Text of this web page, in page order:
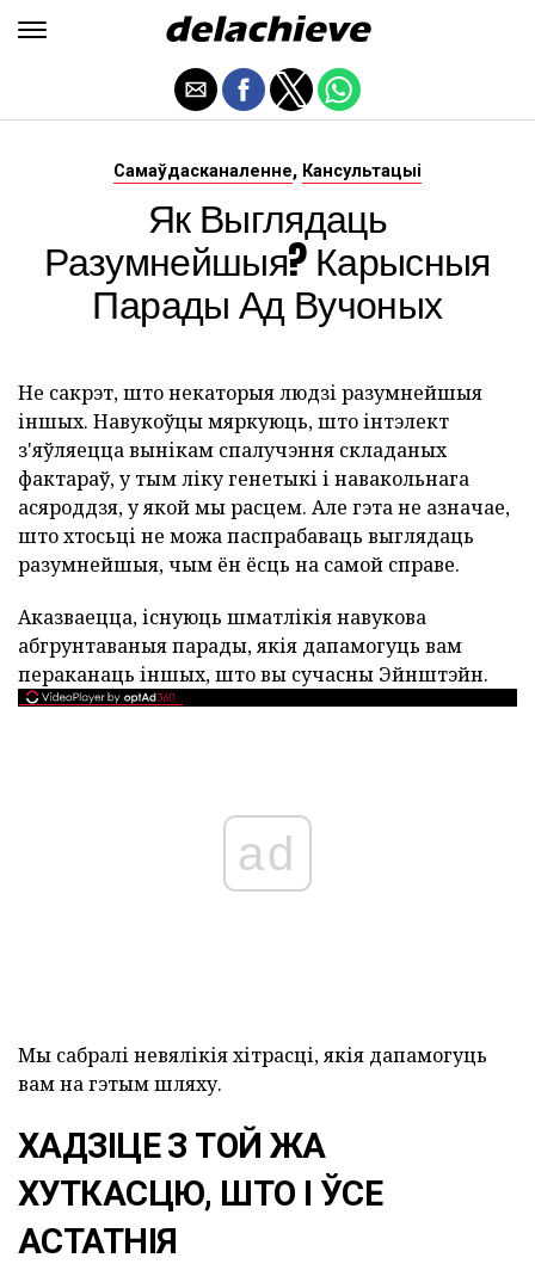
Самаўдасканаленне, Кансультацыі
Як Выглядаць
Разумнейшыя? Карысныя
Парады Ад Вучоных
Не сакрэт, што некаторыя людзі разумнейшыя
іншых. Навукоўцы мяркуюць, што інтэлект
з'яўляецца вынікам спалучэння складаных
фактараў, у тым ліку генетыкі і навакольнага
асяроддзя, у якой мы расцем. Але гэта не азначае,
што хтосьці не можа паспрабаваць выглядаць
разумнейшыя, чым ён ёсць на самой справе.
Аказваецца, існуюць шматлікія навукова
абгрунтаваныя парады, якія дапамогуць вам
пераканаць іншых, што вы сучасны Эйнштэйн.
ad
Мы сабралі невялікія хітрасці, якія дапамогуць
вам на гэтым шляху.
ХАДЗІЦЕ З ТОЙ ЖА
ХУТКАСЦЮ, ШТО І ЎСЕ
АСТАТНІЯ